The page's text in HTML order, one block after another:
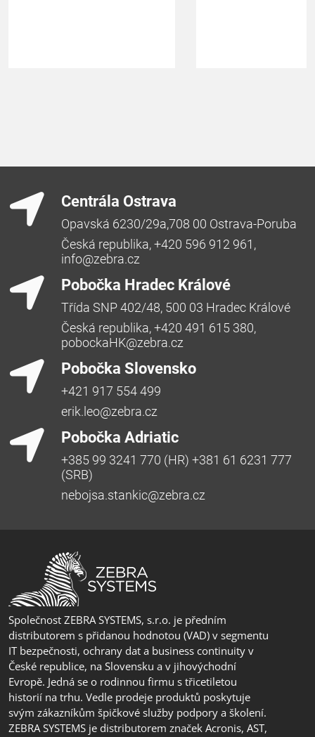
Centrála Ostrava
Opavská 6230/29a,708 00 Ostrava-Poruba
Česká republika, +420 596 912 961,
info@zebra.cz
Pobočka Hradec Králové
Třída SNP 402/48, 500 03 Hradec Králové
Česká republika, +420 491 615 380,
pobockaHK@zebra.cz
Pobočka Slovensko
+421 917 554 499
erik.leo@zebra.cz
Pobočka Adriatic
+385 99 3241 770 (HR) +381 61 6231 777
(SRB)
nebojsa.stankic@zebra.cz
Společnost ZEBRA SYSTEMS, s.r.o. je předním
distributorem s přidanou hodnotou (VAD) v segmentu
IT bezpečnosti, ochrany dat a business continuity v
České republice, na Slovensku a v jihovýchodní
Evropě. Jedná se o rodinnou firmu s třicetiletou
historií na trhu. Vedle prodeje produktů poskytuje
svým zákazníkům špičkové služby podpory a školení.
ZEBRA SYSTEMS je distributorem značek Acronis, AST,